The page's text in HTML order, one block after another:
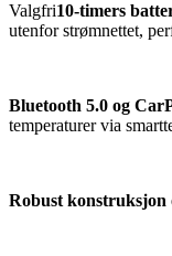
Valgfri10-timers
utenfor strømnettet,
Bluetooth 5.0 og
temperaturer via
Robust